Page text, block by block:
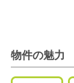
物件の魅力